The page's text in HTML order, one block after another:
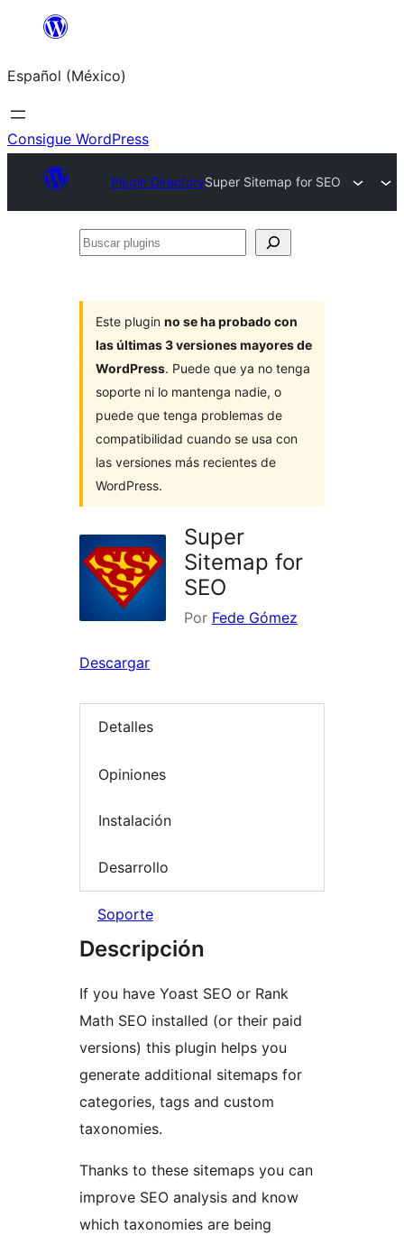
Saltar
contenido
Español (México)
Consigue WordPress
Plugin DirectorySuper Sitemap for SEO
Buscar
Este plugin no se ha probado con
las últimas 3 versiones mayores de
WordPress. Puede que ya no tenga
soporte ni lo mantenga nadie, o
puede que tenga problemas de
compatibilidad cuando se usa con
las versiones más recientes de
WordPress.
Super
Sitemap for
SEO
Por Fede Gómez
Descargar
Detalles
Opiniones
Instalación
Desarrollo
Soporte
Descripción
If you have Yoast SEO or Rank
Math SEO installed (or their paid
versions) this plugin helps you
generate additional sitemaps for
categories, tags and custom
taxonomies.
Thanks to these sitemaps you can
improve SEO analysis and know
which taxonomies are being